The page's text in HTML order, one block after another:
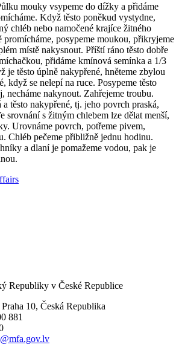
mouky vsypeme do dížky a přidáme
Když těsto poněkud vystydne,
chléb nebo namočené krajíce žitného
promícháme, posypeme moukou, přikryjeme
místě nakysnout. Příští ráno těsto dobře
přidáme kmínová semínka a 1/3
je těsto úplně nakypřené, hněteme zbylou
když se nelepí na ruce. Posypeme těsto
necháme nakynout. Zahřejeme troubu.
těsto nakypřené, tj. jeho povrch praská,
srovnání s žitným chlebem lze dělat menší,
Urovnáme povrch, potřeme pivem,
Chléb pečeme přibližně jednu hodinu.
a dlaní je pomažeme vodou, pak je
Republiky v České Republice
10, Česká Republika
881